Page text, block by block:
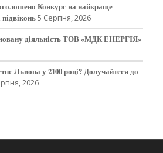
Конкурс на найкраще
5 Серпня, 2026
діяльність ТОВ «МДК ЕНЕРГІЯ»
Львова у 2100 році? Долучайтеся до
2026